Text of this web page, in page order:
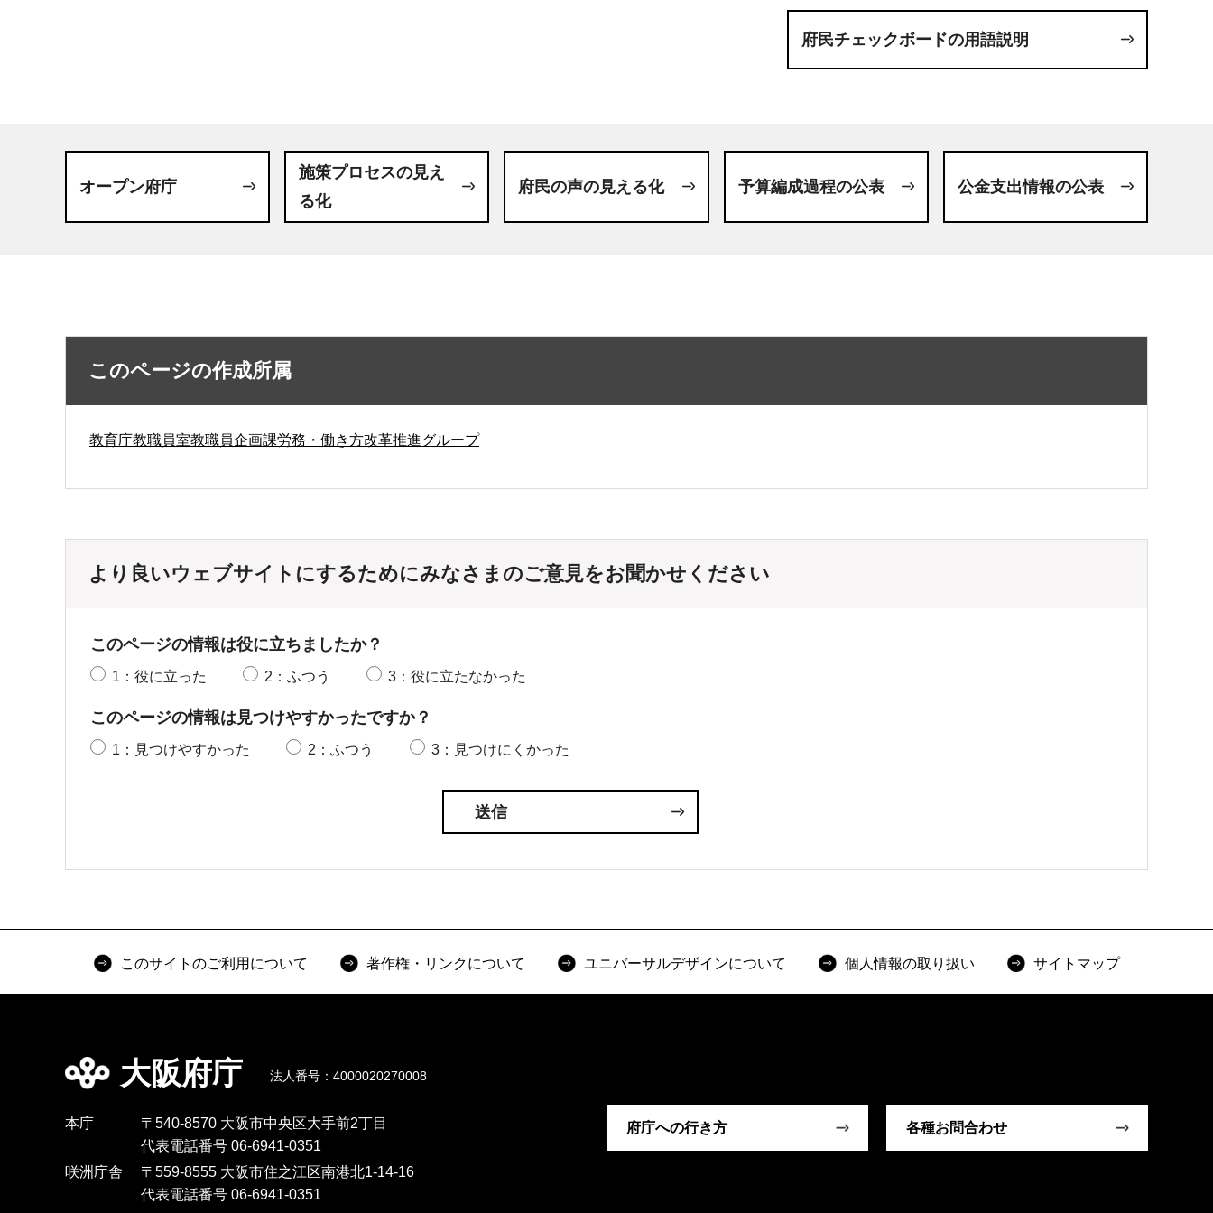
府民チェックボードの用語説明
オープン府庁
施策プロセスの見え
る化
府民の声の見える化 予算編成過程の公表 公金支出情報の公表
このページの作成所属
教育庁教職員室教職員企画課労務・働き方改革推進グループ
より良いウェブサイトにするためにみなさまのご意見をお聞かせください
このページの情報は役に立ちましたか？
1：役に立った 2：ふつう 3：役に立たなかった
このページの情報は見つけやすかったですか？
1：見つけやすかった 2：ふつう 3：見つけにくかった
このサイトのご利用について 著作権・リンクについて ユニバーサルデザインについて 個人情報の取り扱い サイトマップ
大阪府庁 法人番号：4000020270008
本庁
〒540-8570 大阪市中央区大手前2丁目
代表電話番号 06-6941-0351
咲洲庁舎
〒559-8555 大阪市住之江区南港北1-14-16
代表電話番号 06-6941-0351
府庁への行き方 各種お問合わせ